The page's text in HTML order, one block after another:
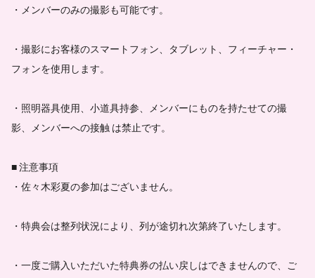
・メンバーのみの撮影も可能です。
・撮影にお客様のスマートフォン、タブレット、フィーチャー・
フォンを使用します。
・照明器具使用、小道具持参、メンバーにものを持たせての撮
影、メンバーへの接触 は禁止です。
■ 注意事項
・佐々木彩夏の参加はございません。
・特典会は整列状況により、列が途切れ次第終了いたします。
・一度ご購入いただいた特典券の払い戻しはできませんので、ご